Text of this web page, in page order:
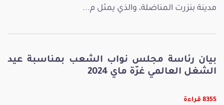
مدينة بنزرت المناضلة، والذي يمثل م...
بيان رئاسة مجلس نواب الشعب بمناسبة عيد
الشغل العالمي غرّة ماي 2024
8355 قراءة